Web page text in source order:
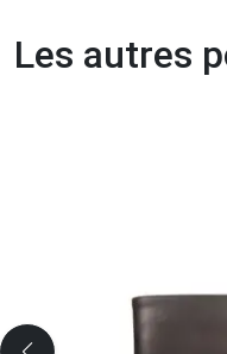
Les autres